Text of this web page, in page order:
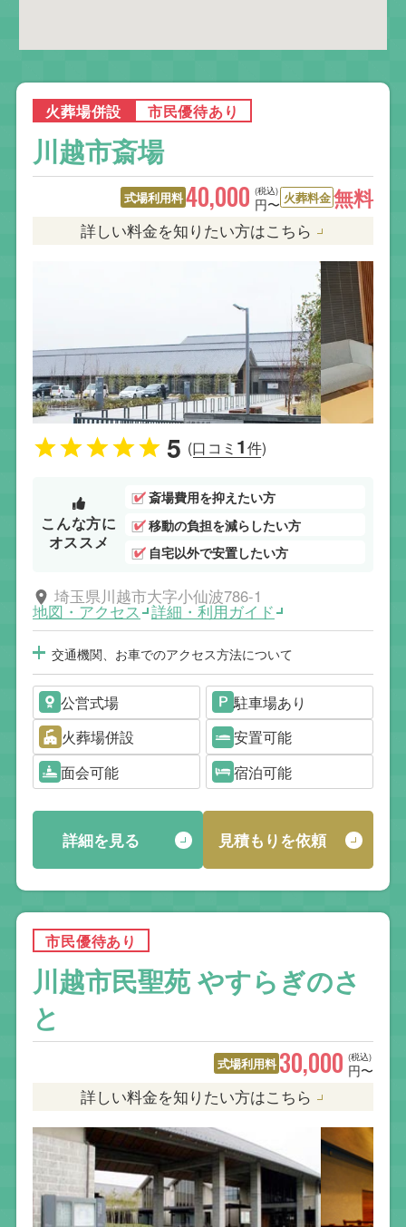
火葬場併設 市民優待あり
川越市斎場
式場利用料 (税込)
40,000 円〜 火葬料金無料
詳しい料金を知りたい方はこちら
5 (口コミ 1件)
こんな方に
オススメ
斎場費用を抑えたい方
移動の負担を減らしたい方
自宅以外で安置したい方
埼玉県川越市大字小仙波786-1
地図・アクセス 詳細・利用ガイド
交通機関、お車でのアクセス方法について
公営式場
駐車場あり
火葬場併設
安置可能
面会可能
宿泊可能
詳細を見る 見積もりを依頼
市民優待あり
川越市民聖苑 やすらぎのさ
と
式場利用料 (税込)
30,000 円〜
詳しい料金を知りたい方はこちら